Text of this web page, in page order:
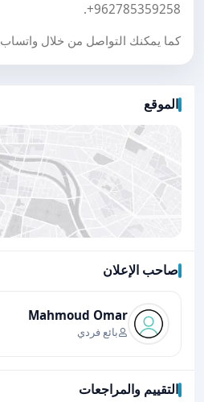
+962785359258
.
كما يمكنك التواصل من خلال واتساب
الموقع
صاحب الإعلان
Mahmoud Omar
بائع فردي
التقييم والمراجعات